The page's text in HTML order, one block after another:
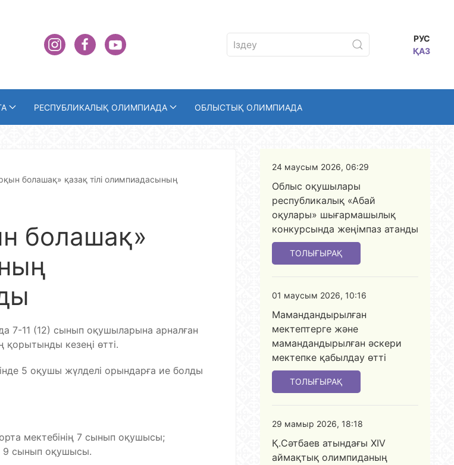
РУС
ҚАЗ
РЕСПУБЛИКАЛЫҚ ОЛИМПИАДА ОБЛЫСТЫҚ ОЛИМПИАДА
болашақ» қазақ тілі олимпиадасының
болашақ»
7-11 (12) сынып оқушыларына арналған
кезеңі өтті.
5 оқушы жүлделі орындарға ие болды
мектебінің 7 сынып оқушысы;
9 сынып оқушысы.
24 маусым 2026, 06:29
Облыс оқушылары
республикалық «Абай
оқулары» шығармашылық
конкурсында жеңімпаз атанды
ТОЛЫҒЫРАҚ
01 маусым 2026, 10:16
Мамандандырылған
мектептерге және
мамандандырылған әскери
мектепке қабылдау өтті
ТОЛЫҒЫРАҚ
29 мамыр 2026, 18:18
Қ.Сәтбаев атындағы XIV
аймақтық олимпиданың